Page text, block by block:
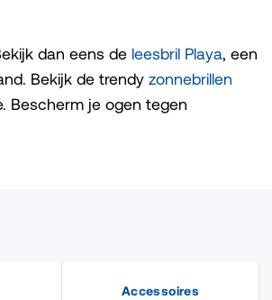
dan eens de leesbril Playa, een
Bekijk de trendy zonnebrillen
Bescherm je ogen tegen
Accessoires